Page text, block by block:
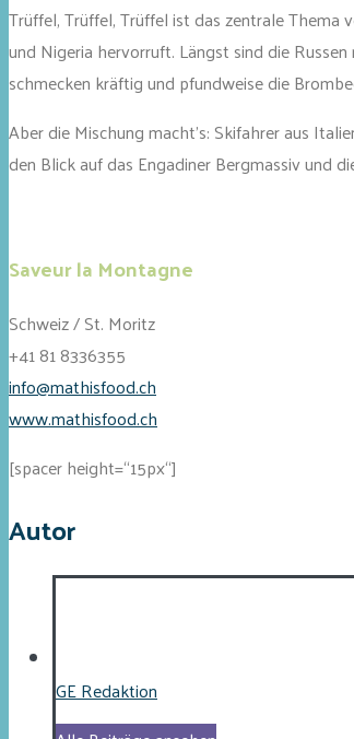
Trüffel, Trüffel, Trüffel ist das zentrale Thema
und Nigeria hervorruft. Längst sind die
schmecken kräftig und pfundweise die
Aber die Mischung macht’s: Skifahrer aus
den Blick auf das Engadiner Bergmassiv und
Saveur la Montagne
Schweiz / St. Moritz
+41 81 8336355
info@mathisfood.ch
www.mathisfood.ch
[spacer height=“15px“]
Autor
GE Redaktion